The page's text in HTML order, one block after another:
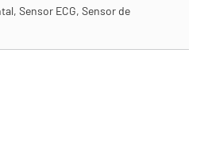
Sensor ECG, Sensor de